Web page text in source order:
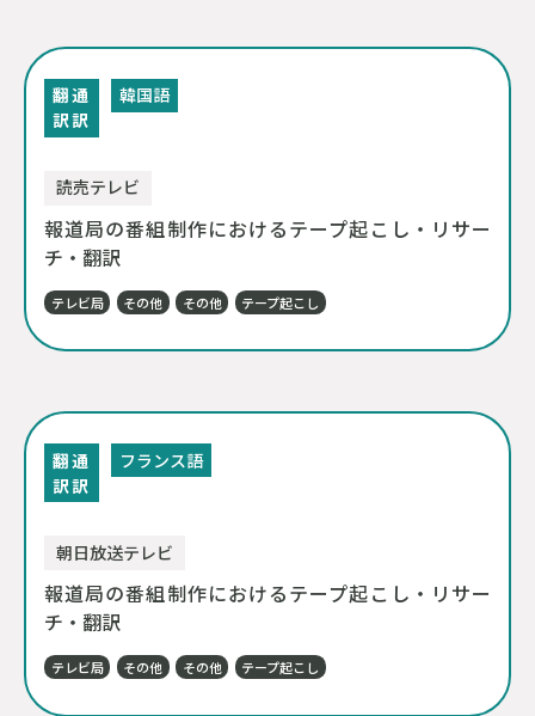
翻
訳
通
訳
韓国語
読売テレビ
報道局の番組制作におけるテープ起こし・リサー
チ・翻訳
テレビ局 その他 その他 テープ起こし
翻
訳
通
訳
フランス語
朝日放送テレビ
報道局の番組制作におけるテープ起こし・リサー
チ・翻訳
テレビ局 その他 その他 テープ起こし